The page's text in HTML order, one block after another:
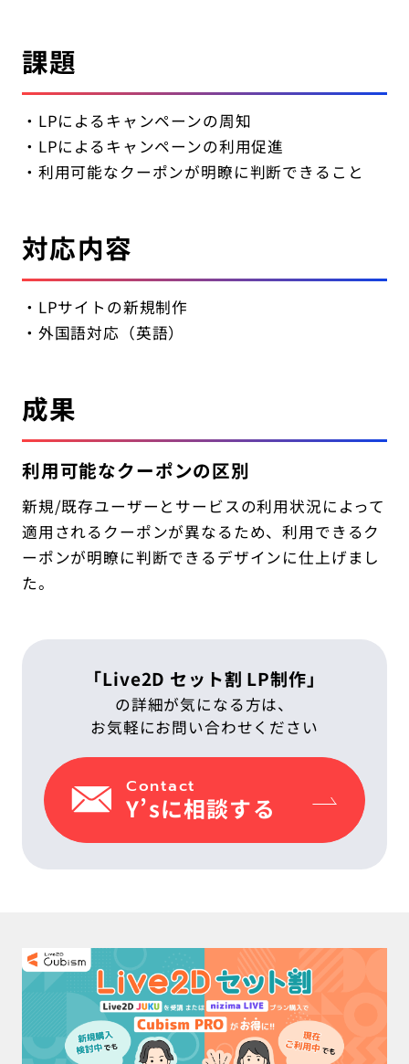
課題
・LPによるキャンペーンの周知
・LPによるキャンペーンの利用促進
・利用可能なクーポンが明瞭に判断できること
対応内容
・LPサイトの新規制作
・外国語対応（英語）
成果
利用可能なクーポンの区別
新規/既存ユーザーとサービスの利用状況によって
適用されるクーポンが異なるため、利用できるク
ーポンが明瞭に判断できるデザインに仕上げまし
た。
「Live2D セット割 LP制作」
の詳細が気になる方は、
お気軽にお問い合わせください
Contact
Y’sに相談する